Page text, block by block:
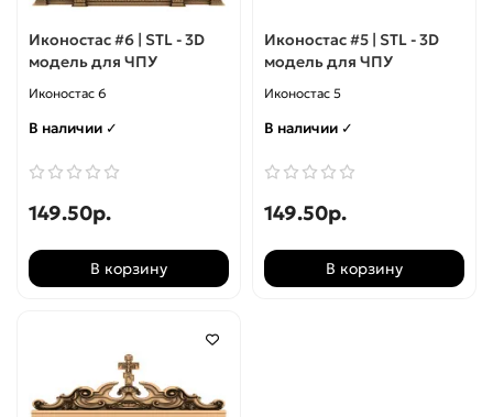
Панно
Пепельницы
Рамки
Решетки
Иконостас #6 | STL - 3D
модель для ЧПУ
Иконостас 6
В наличии ✓
149.50р.
В корзину
Иконостас #5 | STL - 3D
модель для ЧПУ
Иконостас 5
В наличии ✓
149.50р.
В корзину